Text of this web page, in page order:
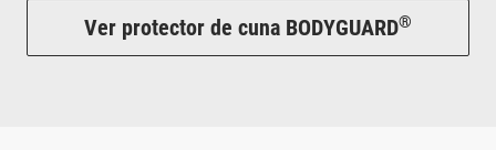
Ver protector de cuna BODYGUARD®